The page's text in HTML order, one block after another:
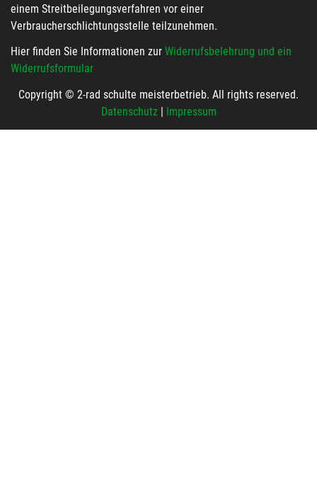
einem Streitbeilegungsverfahren vor einer
Verbraucherschlichtungsstelle teilzunehmen.
Hier finden Sie Informationen zur Widerrufsbelehrung und ein
Widerrufsformular
Copyright © 2-rad schulte meisterbetrieb. All rights reserved.
Datenschutz| Impressum